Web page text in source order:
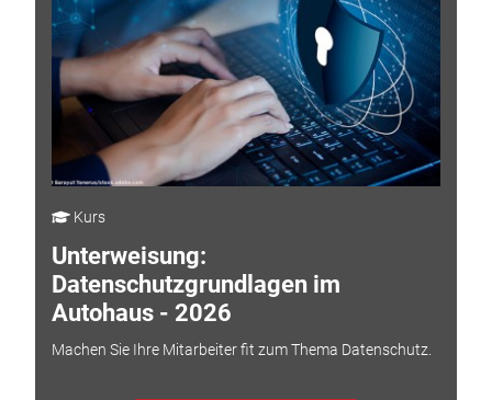
Kurs
Unterweisung:
Datenschutzgrundlagen im
Autohaus - 2026
Machen Sie Ihre Mitarbeiter fit zum Thema Datenschutz.